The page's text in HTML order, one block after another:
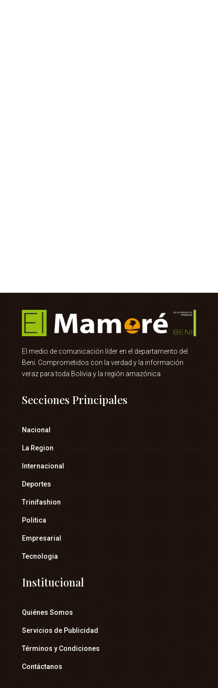
El medio de comunicación líder en el departamento del
Beni. Comprometidos con la verdad y la información
veraz para toda Bolivia y la región amazónica.
Secciones Principales
Nacional
La Region
Internacional
Deportes
Trinifashion
Politica
Empresarial
Tecnologia
Institucional
Quiénes Somos
Servicios de Publicidad
Términos y Condiciones
Contáctanos